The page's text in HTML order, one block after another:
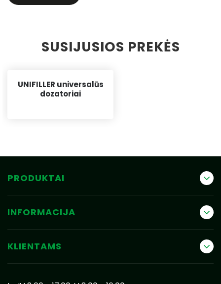
SUSIJUSIOS PREKĖS
UNIFILLER universalūs
dozatoriai
PRODUKTAI
INFORMACIJA
KLIENTAMS